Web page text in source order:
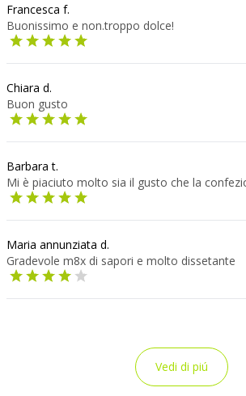
Francesca f.
Buonissimo e non.troppo dolce!
Chiara d.
Buon gusto
Barbara t.
Mi è piaciuto molto sia il gusto che la
Maria annunziata d.
Gradevole m8x di sapori e molto dissetante
Vedi di piú